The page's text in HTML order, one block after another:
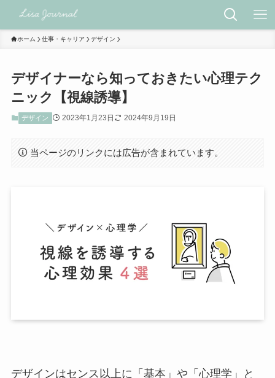
ホーム 仕事・キャリア デザイン
デザイナーなら知っておきたい心理テク
ニック【視線誘導】
デザイン 2023年1月23日 2024年9月19日
当ページのリンクには広告が含まれています。
デザインはセンス以上に「基本」や「心理学」と